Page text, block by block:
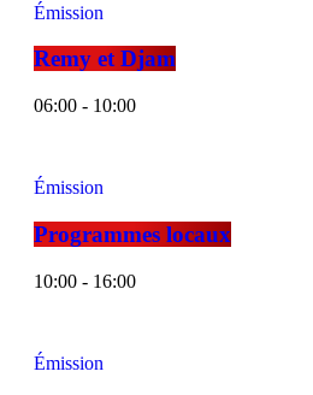
Émission
Remy et Djam
06:00 - 10:00
Émission
Programmes locaux
10:00 - 16:00
Émission